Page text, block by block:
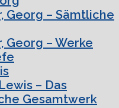
Georg – Sämtliche
Georg – Werke
– Das
Gesamtwerk